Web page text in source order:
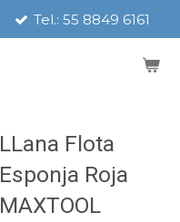
Tel.: 55 8849 6161
LLana Flota
Esponja Roja
MAXTOOL